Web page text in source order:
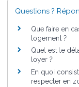
Questions ?
Que faire en
logement ?
Quel est le
loyer ?
En quoi
respecter en